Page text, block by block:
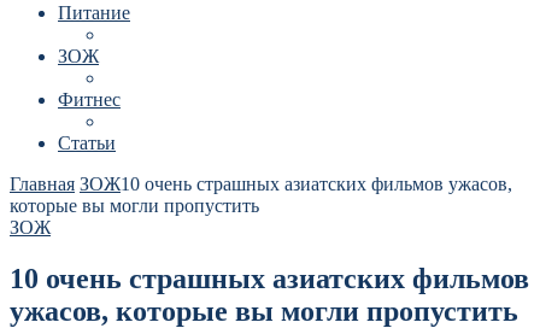
Питание
ЗОЖ
Фитнес
Статьи
Главная ЗОЖ10 очень страшных азиатских фильмов ужасов,
которые вы могли пропустить
ЗОЖ
10 очень страшных азиатских фильмов
ужасов, которые вы могли пропустить